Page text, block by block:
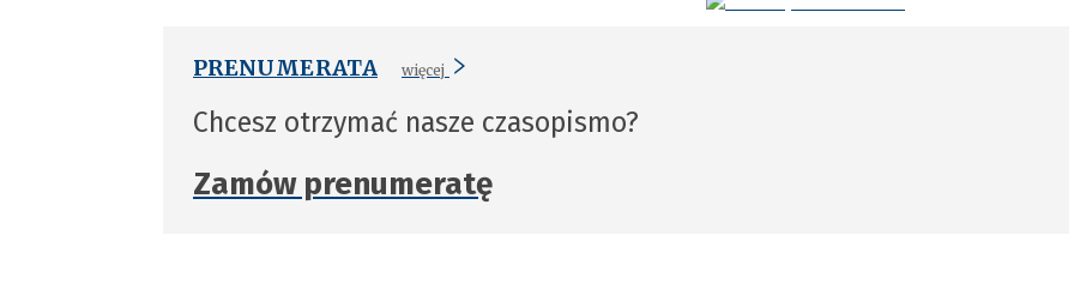
PRENUMERATA więcej
Chcesz otrzymać nasze czasopismo?
Zamów prenumeratę